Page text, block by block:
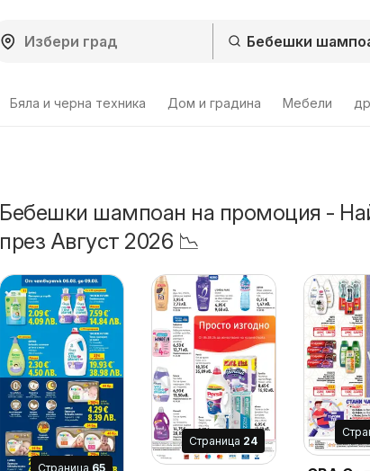
Бяла и черна техника Дом и градина Мебели
Бебешки шампоан на промоция -
през Август 2026 📉
Cтраница 65
Cтраница 24